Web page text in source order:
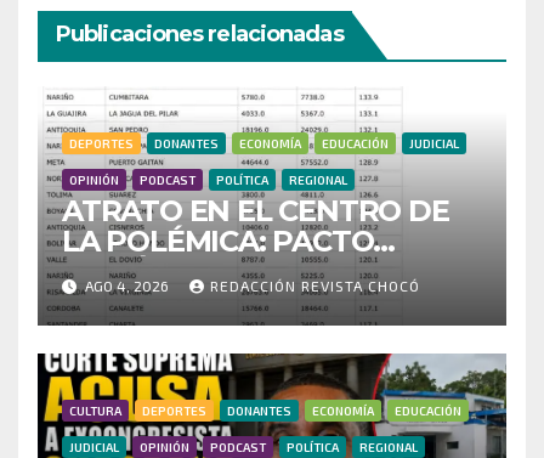
Publicaciones relacionadas
DEPORTES DONANTES ECONOMÍA EDUCACIÓN JUDICIAL
OPINIÓN PODCAST POLÍTICA REGIONAL
ATRATO EN EL CENTRO DE
LA POLÉMICA: PACTO
HISTÓRICO CUESTIONA
CENSO ELECTORAL Y PIDE
INVESTIGAR PRESUNTO
FRAUDE
AGO 4, 2026 REDACCIÓN REVISTA CHOCÓ
CULTURA DEPORTES DONANTES ECONOMÍA EDUCACIÓN
JUDICIAL OPINIÓN PODCAST POLÍTICA REGIONAL